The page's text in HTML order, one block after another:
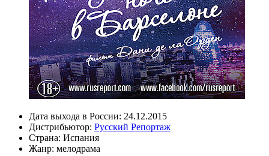
Дата выхода в России: 24.12.2015
Дистрибьютор: Русский Репортаж
Страна: Испания
Жанр: мелодрама